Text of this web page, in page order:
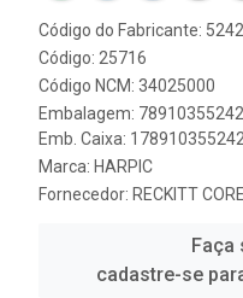
Código do Fabricante:
Código: 25716
Código NCM: 34025000
Embalagem:
Emb. Caixa:
Marca: HARPIC
Fornecedor: RECKITT CORE
Faça
cadastre-se